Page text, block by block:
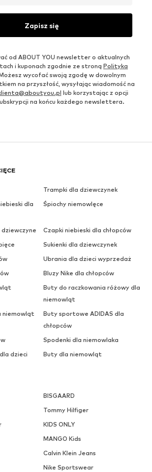
Zapisz się
od ABOUT YOU newsletter o aktualnych
i kuponach zgodnie ze stroną Polityka
wycofać swoją zgodę w dowolnym
na przyszłość, wysyłając wiadomość na
lub korzystając z opcji
na końcu każdego newslettera.
Trampki dla dziewczynek
dla
Śpiochy niemowlęce
Czapki niebieski dla chłopców
Sukienki dla dziewczynek
Ubrania dla dzieci wyprzedaż
Bluzy Nike dla chłopców
Buty do raczkowania różowy dla
niemowląt
niemowląt
Buty sportowe ADIDAS dla
chłopców
Spodenki dla niemowlaka
dzieci
Buty dla niemowląt
BISGAARD
Tommy Hilfiger
KIDS ONLY
MANGO Kids
Calvin Klein Jeans
Nike Sportswear